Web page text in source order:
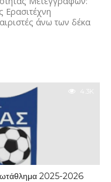
Ερασιτέχνη
άνω των δέκα
4.3K
2025-2026